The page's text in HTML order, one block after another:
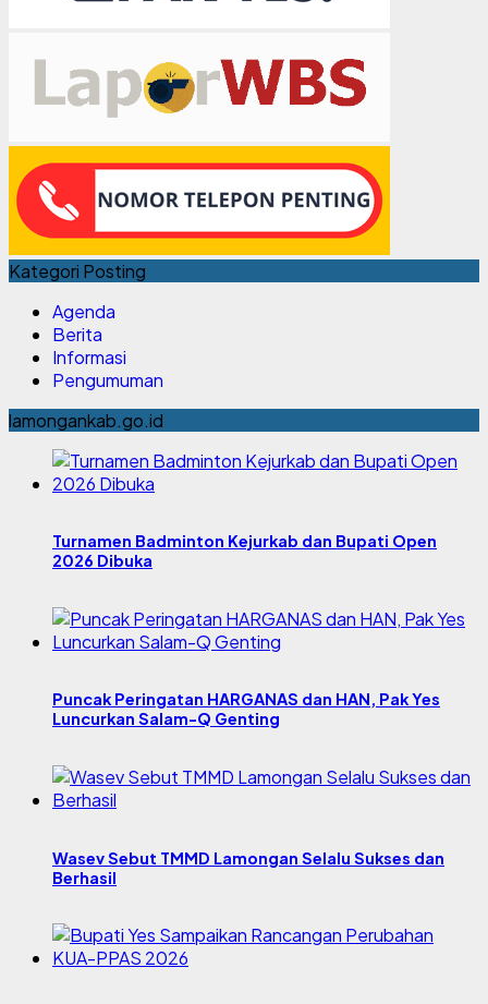
Kategori Posting
Agenda
Berita
Informasi
Pengumuman
lamongankab.go.id
Turnamen Badminton Kejurkab dan Bupati Open
2026 Dibuka
Puncak Peringatan HARGANAS dan HAN, Pak Yes
Luncurkan Salam-Q Genting
Wasev Sebut TMMD Lamongan Selalu Sukses dan
Berhasil